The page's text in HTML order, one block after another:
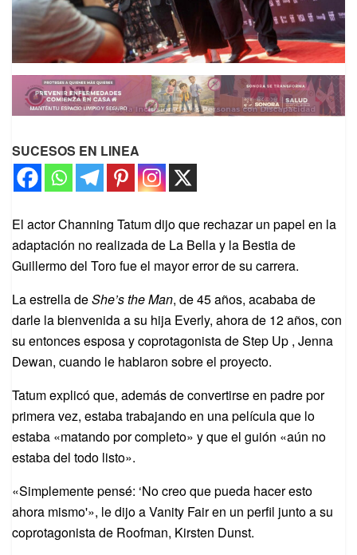
SUCESOS EN LINEA
El actor Channing Tatum dijo que rechazar un papel en la
adaptación no realizada de La Bella y la Bestia de
Guillermo del Toro fue el mayor error de su carrera.
La estrella deShe’s the Man, de 45 años, acababa de
darle la bienvenida a su hija Everly, ahora de 12 años, con
su entonces esposa y coprotagonista de Step Up , Jenna
Dewan, cuando le hablaron sobre el proyecto.
Tatum explicó que, además de convertirse en padre por
primera vez, estaba trabajando en una película que lo
estaba «matando por completo» y que el guión «aún no
estaba del todo listo».
«Simplemente pensé: ‘No creo que pueda hacer esto
ahora mismo'», le dijo a Vanity Fair en un perfil junto a su
coprotagonista de Roofman, Kirsten Dunst.